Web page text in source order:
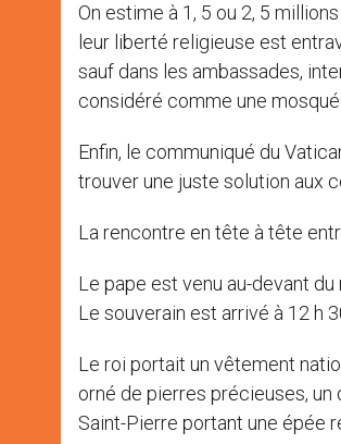
On estime à 1, 5 ou 2, 5
leur liberté religieuse est
sauf dans les ambassades,
considéré comme une
Enfin, le communiqué du
trouver une juste solution aux
La rencontre en tête à tête
Le pape est venu au-devant
Le souverain est arrivé à 12 h
Le roi portait un vêtement
orné de pierres précieuses, un
Saint-Pierre portant une épée